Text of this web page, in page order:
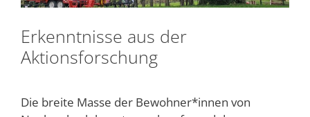
Erkenntnisse aus der
Aktionsforschung
Die breite Masse der Bewohner*innen von